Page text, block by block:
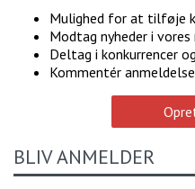
Mulighed for at tilføje
Modtag nyheder i vores
Deltag i konkurrencer
Kommentér
BLIV ANMELDER